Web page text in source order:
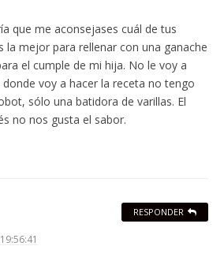
que me aconsejases cuál de tus
la mejor para rellenar con una ganache
el cumple de mi hija. No le voy a
voy a hacer la receta no tengo
sólo una batidora de varillas. El
no nos gusta el sabor.
RESPONDER